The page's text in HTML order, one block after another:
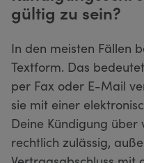
gültig zu sein?
In den meisten Fällen
Textform. Das
per Fax oder E-Mail
sie mit einer
Deine Kündigung über
rechtlich zulässig,